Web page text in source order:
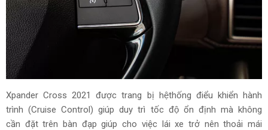
Xpander Cross 2021 được trang bị hệthống điểu khiển hành
trình (Cruise Control) giúp duy trì tốc độ ổn định mà không
cần đặt trên bàn đạp giúp cho việc lái xe trở nên thoải mái